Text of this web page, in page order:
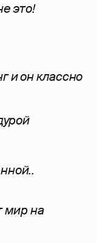
это!
и он классно
мир на